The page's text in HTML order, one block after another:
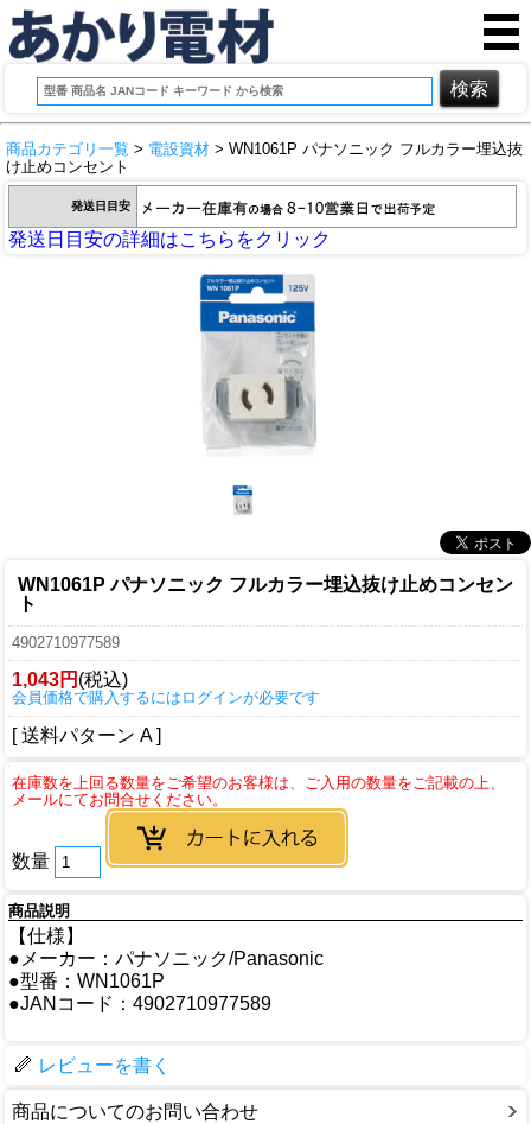
商品カテゴリ一覧 > 電設資材 > WN1061P パナソニック フルカラー埋込抜
け止めコンセント
発送日目安
発送日目安の詳細はこちらをクリック
WN1061P パナソニック フルカラー埋込抜け止めコンセン
ト
4902710977589
1,043円 (税込)
会員価格で購入するにはログインが必要です
[ 送料パターン A ]
数量
商品説明
【仕様】
●メーカー：パナソニック/Panasonic
●型番：WN1061P
●JANコード：4902710977589
レビューを書く
商品についてのお問い合わせ